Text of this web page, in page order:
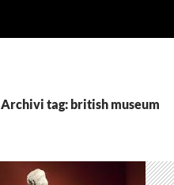
Archivi tag: british museum